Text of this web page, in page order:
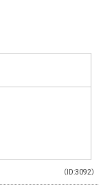
（ID:3092）